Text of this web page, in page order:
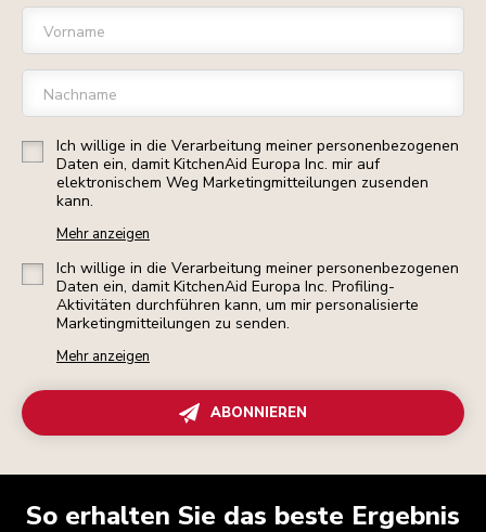
Vorname
Nachname
Ich willige in die Verarbeitung meiner personenbezogenen
Daten ein, damit KitchenAid Europa Inc. mir auf
elektronischem Weg Marketingmitteilungen zusenden
kann.
Mehr anzeigen
Ich willige in die Verarbeitung meiner personenbezogenen
Daten ein, damit KitchenAid Europa Inc. Profiling-
Aktivitäten durchführen kann, um mir personalisierte
Marketingmitteilungen zu senden.
Mehr anzeigen
ABONNIEREN
So erhalten Sie das beste Ergebnis